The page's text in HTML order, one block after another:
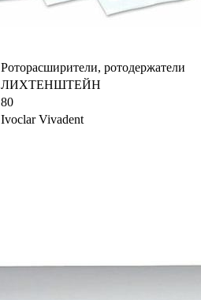
Роторасширители, ротодержатели
ЛИХТЕНШТЕЙН
80
Ivoclar Vivadent